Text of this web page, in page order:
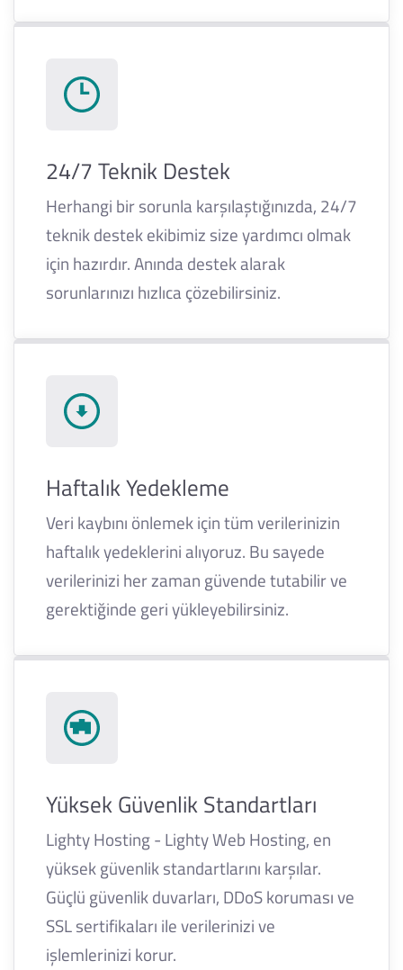
24/7 Teknik Destek
Herhangi bir sorunla karşılaştığınızda, 24/7
teknik destek ekibimiz size yardımcı olmak
için hazırdır. Anında destek alarak
sorunlarınızı hızlıca çözebilirsiniz.
Haftalık Yedekleme
Veri kaybını önlemek için tüm verilerinizin
haftalık yedeklerini alıyoruz. Bu sayede
verilerinizi her zaman güvende tutabilir ve
gerektiğinde geri yükleyebilirsiniz.
Yüksek Güvenlik Standartları
Lighty Hosting - Lighty Web Hosting, en
yüksek güvenlik standartlarını karşılar.
Güçlü güvenlik duvarları, DDoS koruması ve
SSL sertifikaları ile verilerinizi ve
işlemlerinizi korur.